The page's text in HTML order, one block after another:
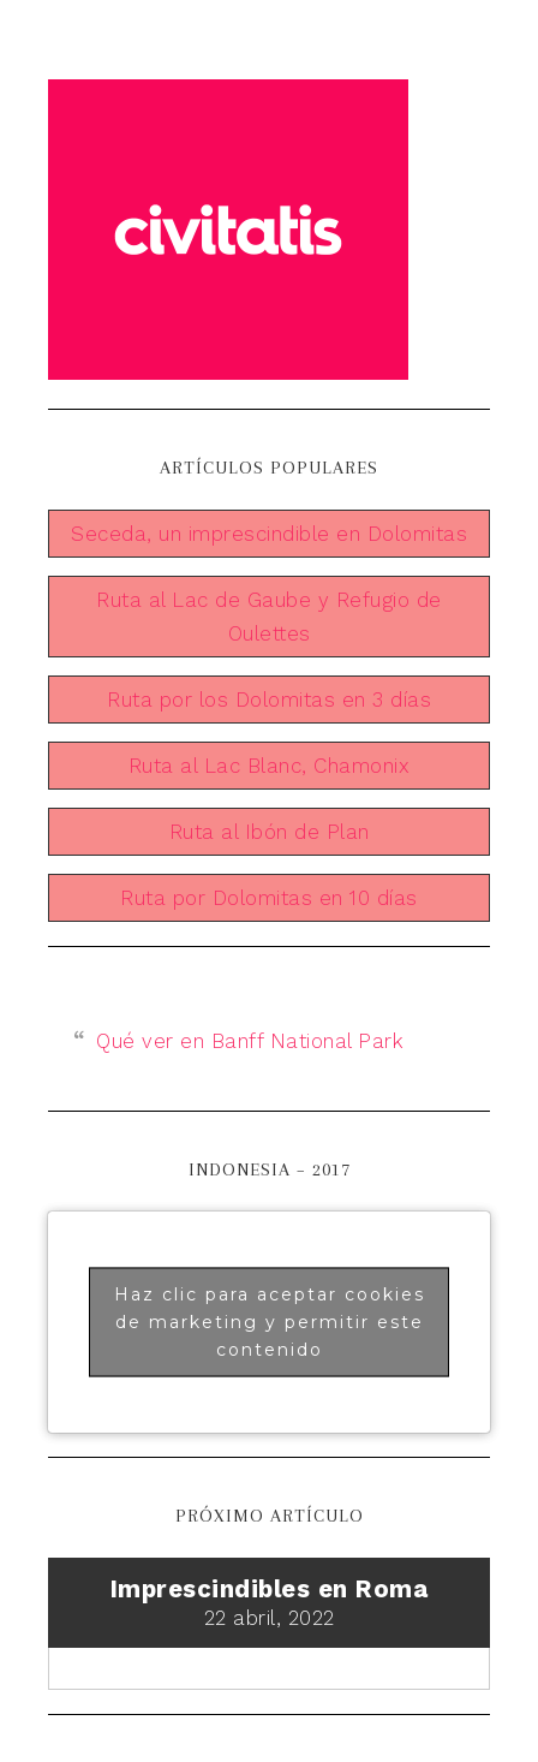
ARTÍCULOS POPULARES
Seceda, un imprescindible en Dolomitas
Ruta al Lac de Gaube y Refugio de
Oulettes
Ruta por los Dolomitas en 3 días
Ruta al Lac Blanc, Chamonix
Ruta al Ibón de Plan
Ruta por Dolomitas en 10 días
Qué ver en Banff National Park
INDONESIA – 2017
Haz clic para aceptar cookies
de marketing y permitir este
contenido
PRÓXIMO ARTÍCULO
Imprescindibles en Roma
22 abril, 2022